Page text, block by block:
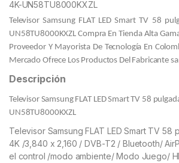
4K-UN58TU8000KXZL
Televisor Samsung FLAT LED Smart TV 58
UN58TU8000KXZLCompra En Tienda Alta
Proveedor Y Mayorista De Tecnología En
Mercado Ofrece Los Productos Del Fabricante
Descripción
Televisor Samsung FLAT LED Smart TV 58
UN58TU8000KXZL
Televisor Samsung FLAT LED Smart TV 58
4K /3,840 x 2,160 / DVB-T2 / Bluetooth/
el control /modo ambiente/ Modo Juego/